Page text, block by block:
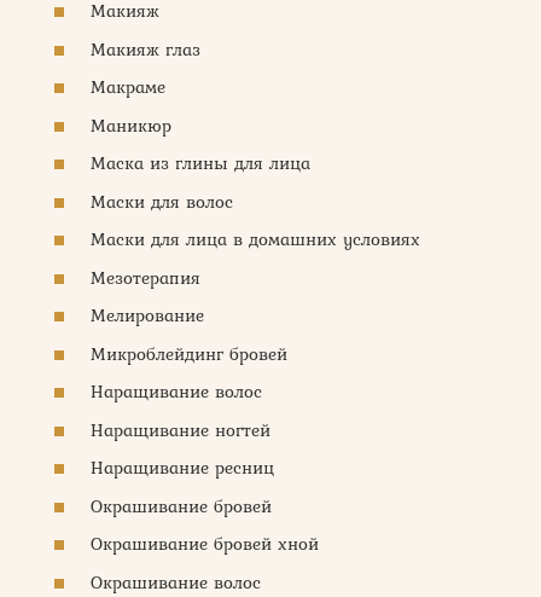
Макияж
Макияж глаз
Макраме
Маникюр
Маска из глины для лица
Маски для волос
Маски для лица в домашних условиях
Мезотерапия
Мелирование
Микроблейдинг бровей
Наращивание волос
Наращивание ногтей
Наращивание ресниц
Окрашивание бровей
Окрашивание бровей хной
Окрашивание волос